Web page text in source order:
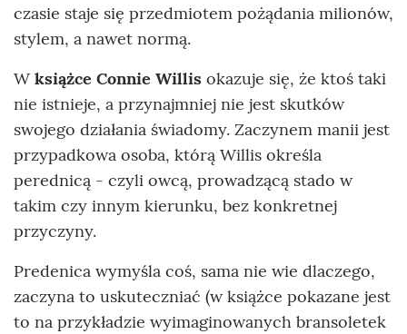
czasie staje się przedmiotem pożądania milionów,
stylem, a nawet normą.
Wksiążce Connie Willis okazuje się, że ktoś taki
nie istnieje, a przynajmniej nie jest skutków
swojego działania świadomy. Zaczynem manii jest
przypadkowa osoba, którą Willis określa
perednicą - czyli owcą, prowadzącą stado w
takim czy innym kierunku, bez konkretnej
przyczyny.
Predenica wymyśla coś, sama nie wie dlaczego,
zaczyna to uskuteczniać (w książce pokazane jest
to na przykładzie wyimaginowanych bransoletek